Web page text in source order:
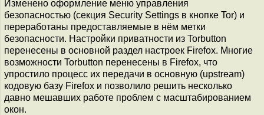
Изменено оформление меню управления
безопасностью (секция Security Settings в кнопке Tor) и
переработаны предоставляемые в нём метки
безопасности. Настройки приватности из Torbutton
перенесены в основной раздел настроек Firefox. Многие
возможности Torbutton перенесены в Firefox, что
упростило процесс их передачи в основную (upstream)
кодовую базу Firefox и позволило решить несколько
давно мешавших работе проблем с масштабированием
окон.